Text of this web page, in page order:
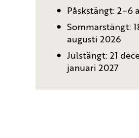
Påskstängt: 2–6
Sommarstängt:
augusti 2026
Julstängt: 21
januari 2027